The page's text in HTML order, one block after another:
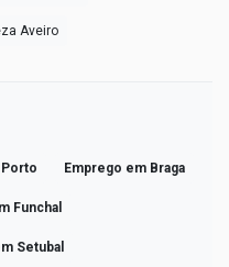
Aveiro
Emprego em Braga
Funchal
Setubal